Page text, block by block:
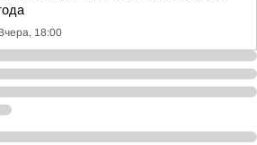
18:00